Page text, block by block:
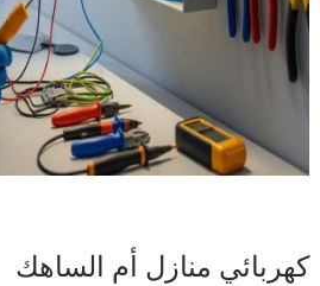
كهربائي منازل أم الساهك